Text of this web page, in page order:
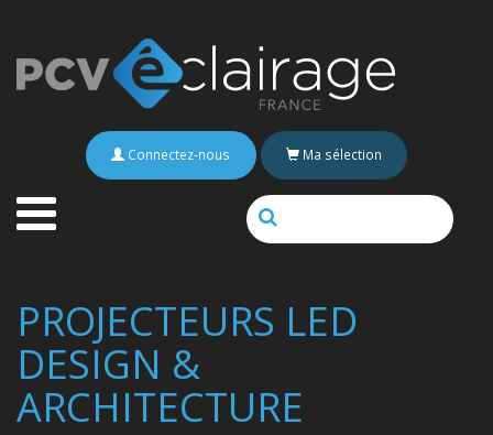
Connectez-nous Ma sélection
PROJECTEURS LED
DESIGN &
ARCHITECTURE